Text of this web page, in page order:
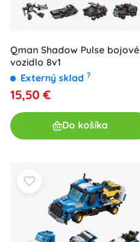
Qman Shadow Pulse bojové
vozidlo 8v1
Externý sklad ?
15,50 €
Do košíka